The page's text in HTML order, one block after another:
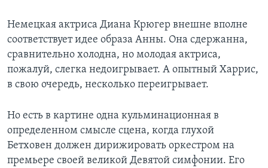
Немецкая актриса Диана Крюгер внешне вполне
соответствует идее образа Анны. Она сдержанна,
сравнительно холодна, но молодая актриса,
пожалуй, слегка недоигрывает. А опытный Харрис,
в свою очередь, несколько переигрывает.
Но есть в картине одна кульминационная в
определенном смысле сцена, когда глухой
Бетховен должен дирижировать оркестром на
премьере своей великой Девятой симфонии. Его